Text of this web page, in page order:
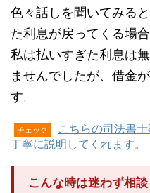
色々話しを聞いてみる
た利息が戻ってくる場
私は払いすぎた利息は
ませんでしたが、借金
す。
チェック
こちらの司法書
丁寧に説明してくれます。
こんな時は迷わず相